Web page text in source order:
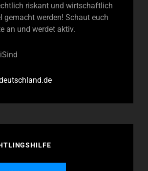
riskant und wirtschaftlich
gemacht werden! Schaut euch
an und werdet aktiv.